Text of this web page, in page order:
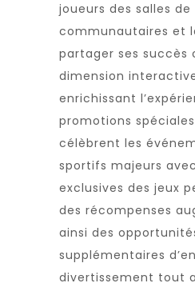
joueurs des salles
communautaires et
partager ses succès
dimension
enrichissant
promotions
célèbrent les
sportifs majeurs
exclusives des jeux
des récompenses
ainsi des
supplémentaires
divertissement tout